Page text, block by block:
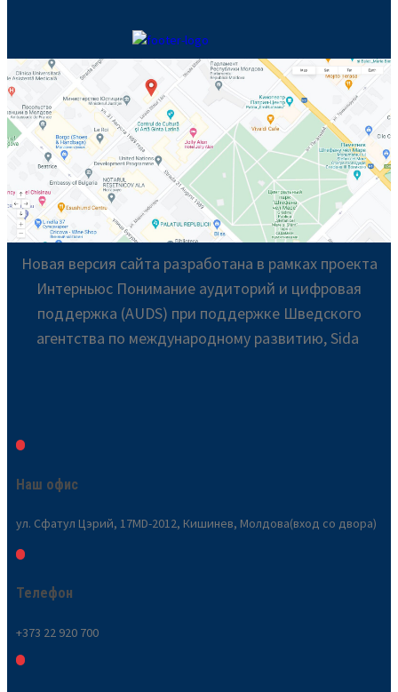
Новая версия сайта разработана в рамках проекта
Интерньюс Понимание аудиторий и цифровая
поддержка (AUDS) при поддержке Шведского
агентства по международному развитию, Sida
Наш офис
ул. Сфатул Цэрий, 17MD-2012, Кишинев, Молдова(вход со двора)
Телефон
+373 22 920 700